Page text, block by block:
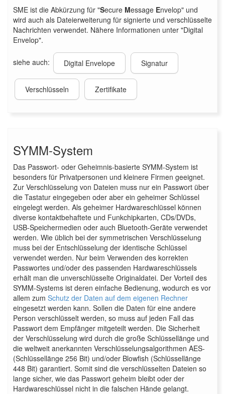
SME ist die Abkürzung für "Secure Message Envelop" und
wird auch als Dateierweiterung für signierte und verschlüsselte
Nachrichten verwendet. Nähere Informationen unter "Digital
Envelop".
siehe auch: Digital Envelope Signatur
Verschlüsseln Zertifikate
SYMM-System
Das Passwort- oder Geheimnis-basierte SYMM-System ist
besonders für Privatpersonen und kleinere Firmen geeignet.
Zur Verschlüsselung von Dateien muss nur ein Passwort über
die Tastatur eingegeben oder aber ein geheimer Schlüssel
eingelegt werden. Als geheimer Hardwareschlüssel können
diverse kontaktbehaftete und Funkchipkarten, CDs/DVDs,
USB-Speichermedien oder auch Bluetooth-Geräte verwendet
werden. Wie üblich bei der symmetrischen Verschlüsselung
muss bei der Entschlüsselung der identische Schlüssel
verwendet werden. Nur beim Verwenden des korrekten
Passwortes und/oder des passenden Hardwareschlüssels
erhält man die unverschlüsselte Originaldatei. Der Vorteil des
SYMM-Systems ist deren einfache Bedienung, wodurch es vor
allem zum Schutz der Daten auf dem eigenen Rechner
eingesetzt werden kann. Sollen die Daten für eine andere
Person verschlüsselt werden, so muss auf jeden Fall das
Passwort dem Empfänger mitgeteilt werden. Die Sicherheit
der Verschlüsselung wird durch die große Schlüssellänge und
die weltweit anerkannten Verschlüsselungsalgorithmen AES-
(Schlüssellänge 256 Bit) und/oder Blowfish (Schlüssellänge
448 Bit) garantiert. Somit sind die verschlüsselten Dateien so
lange sicher, wie das Passwort geheim bleibt oder der
Hardwareschlüssel nicht in die falschen Hände gelangt.